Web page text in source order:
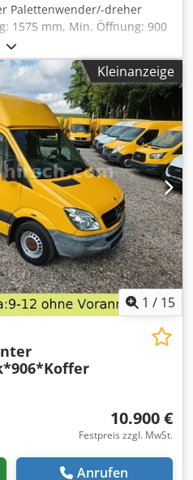
Palettenwender/-dreher
1575 mm, Min. Öffnung: 900
Abmessungen der Ladetische:
45 Sekunden Wendet
Dosen, Glasfläschchen,
Gasflaschen,
Answkhnqjzor Bewältigt
nahezu jede palettierte
instabile Güter Bergt
der Unterseite einer Ladung
, Aluminium- oder
Transfer von Materialien
Ändert die Ausrichtung für
Zwecke
Kleinanzeige
1 / 15
10.900 €
Festpreis zzgl. MwSt.
Anrufen